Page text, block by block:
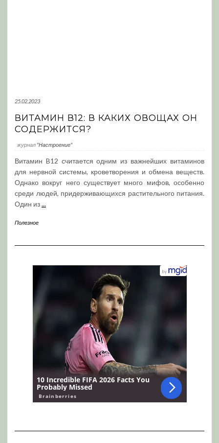
25.02.2023
ВИТАМИН В12: В КАКИХ ОВОЩАХ ОН
СОДЕРЖИТСЯ?
журнал "Настроение"
Витамин B12 считается одним из важнейших витаминов
для нервной системы, кроветворения и обмена веществ.
Однако вокруг него существует много мифов, особенно
среди людей, придерживающихся растительного питания.
Один из...
Полезное